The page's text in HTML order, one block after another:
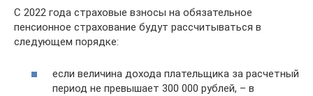
С 2022 года страховые взносы на обязательное
пенсионное страхование будут рассчитываться в
следующем порядке:
если величина дохода плательщика за расчетный
период не превышает 300 000 рублей, – в